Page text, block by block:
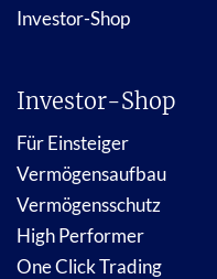
Investor-Shop
Investor-Shop
Für Einsteiger
Vermögensaufbau
Vermögensschutz
High Performer
One Click Trading